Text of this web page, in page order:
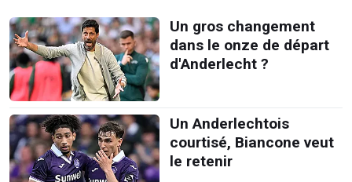
Un gros changement
dans le onze de départ
d'Anderlecht ?
Un Anderlechtois
courtisé, Biancone veut
le retenir